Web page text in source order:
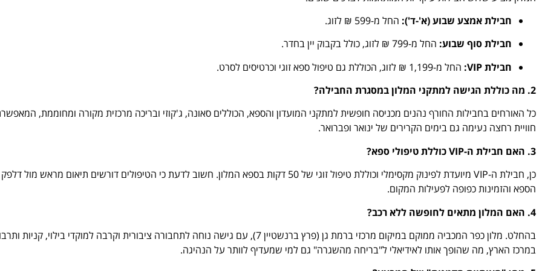
חבילת אמצע שבוע (א'-ד'): החל מ-599 ₪ לזוג.
חבילת סוף שבוע: החל מ-799 ₪ לזוג, כולל בקבוק יין בחדר.
חבילת VIP:
החל מ-1,199 ₪ לזוג, הכוללת גם טיפול ספא זוגי וכרטיסים לסרט.
2. מה כוללת הגישה למתקני המלון במסגרת החבילה?
כל האורחים בחבילות החורף נהנים מכניסה חופשית למתקני המועדון והספא, הכוללים סאונה, ג'קוזי ובריכה מרכזית מקורה ומחוממת,
חוויית רחצה נעימה גם בימים הקרירים של ינואר ופברואר.
3. האם חבילת ה-VIP כוללת טיפולי ספא?
כן, חבילת ה-VIP מיועדת לפינוק מקסימלי וכוללת טיפול זוגי של 50 דקות בספא המלון. חשוב לדעת כי הטיפולים דורשים תיאום מראש מול דלפק
הספא והזמינות כפופה לפעילות המקום.
4. האם המלון מתאים לחופשה ללא רכב?
בהחלט. מלון כפר המכביה ממוקם במיקום מרכזי ברמת גן (פרץ ברנשטיין 7), עם גישה נוחה לתחבורה ציבורית וקרבה למוקדי בילוי, קניות
במרכז הארץ, מה שהופך אותו לאידיאלי ל"בריחה מהשגרה" גם למי שמעדיף לוותר על הנהיגה.